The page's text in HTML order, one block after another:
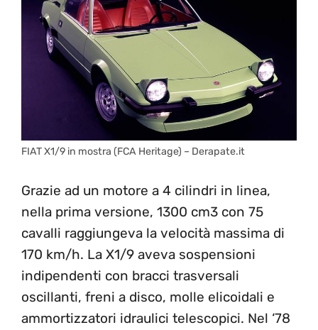
FIAT X1/9 in mostra (FCA Heritage) – Derapate.it
Grazie ad un motore a 4 cilindri in linea,
nella prima versione, 1300 cm3 con 75
cavalli raggiungeva la velocità massima di
170 km/h. La X1/9 aveva sospensioni
indipendenti con bracci trasversali
oscillanti, freni a disco, molle elicoidali e
ammortizzatori idraulici telescopici. Nel ‘78